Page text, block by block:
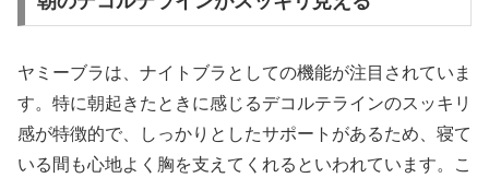
ヤミーブラは、ナイトブラとしての機能が注目されていま
す。特に朝起きたときに感じるデコルテラインのスッキリ
感が特徴的で、しっかりとしたサポートがあるため、寝て
いる間も心地よく胸を支えてくれるといわれています。こ